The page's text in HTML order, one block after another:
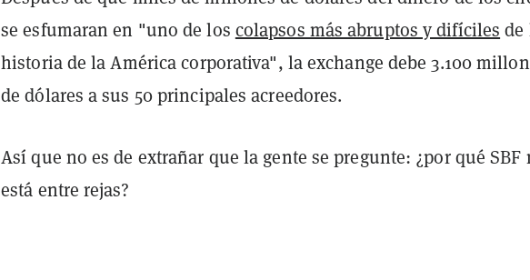
se esfumaran en "uno de los colapsos más abruptos y difíciles de
historia de la América corporativa", la exchange debe 3.100
de dólares a sus 50 principales acreedores.
Así que no es de extrañar que la gente se pregunte: ¿por qué SBF
está entre rejas?